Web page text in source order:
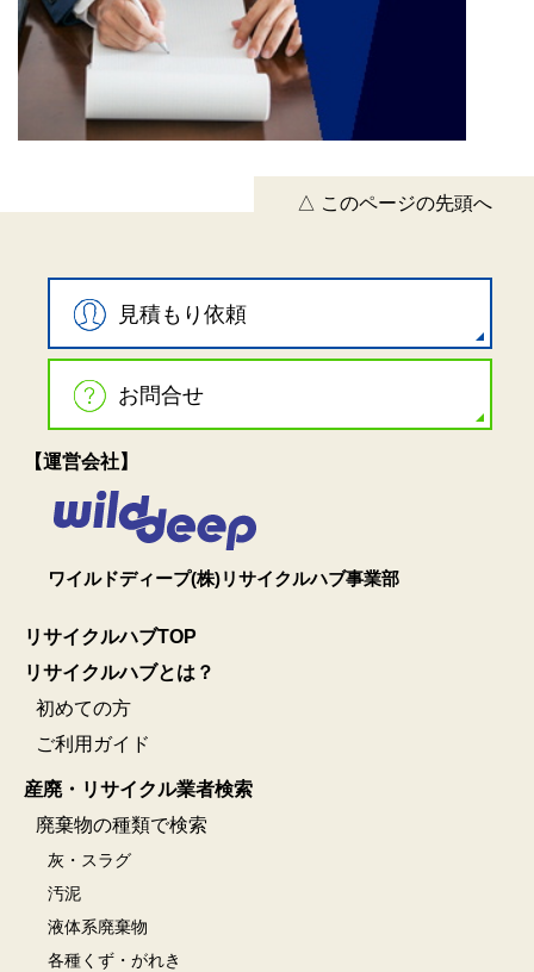
△ このページの先頭へ
見積もり依頼
お問合せ
【運営会社】
ワイルドディープ(株)リサイクルハブ事業部
リサイクルハブTOP
リサイクルハブとは？
初めての方
ご利用ガイド
産廃・リサイクル業者検索
廃棄物の種類で検索
灰・スラグ
汚泥
液体系廃棄物
各種くず・がれき